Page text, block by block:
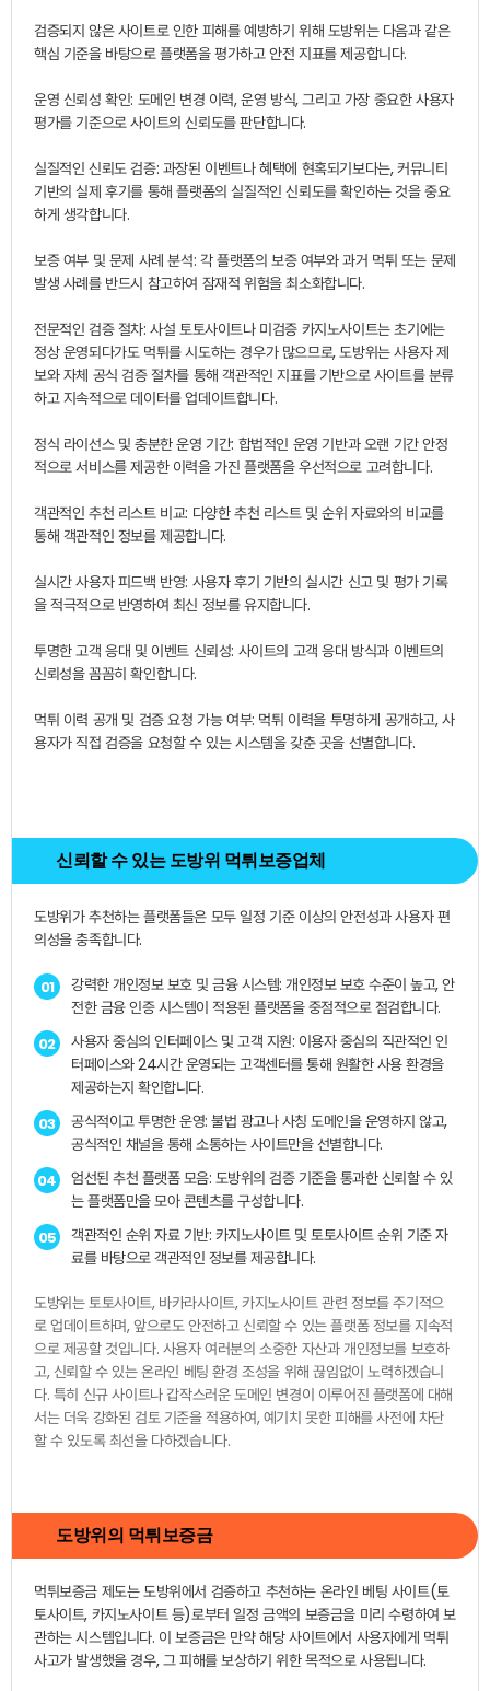
검증되지 않은 사이트로 인한 피해를 예방하기 위해 도방위는 다음과 같은
핵심 기준을 바탕으로 플랫폼을 평가하고 안전 지표를 제공합니다.
운영 신뢰성 확인: 도메인 변경 이력, 운영 방식, 그리고 가장 중요한 사용자
평가를 기준으로 사이트의 신뢰도를 판단합니다.
실질적인 신뢰도 검증: 과장된 이벤트나 혜택에 현혹되기보다는, 커뮤니티
기반의 실제 후기를 통해 플랫폼의 실질적인 신뢰도를 확인하는 것을 중요
하게 생각합니다.
보증 여부 및 문제 사례 분석: 각 플랫폼의 보증 여부와 과거 먹튀 또는 문제
발생 사례를 반드시 참고하여 잠재적 위험을 최소화합니다.
전문적인 검증 절차: 사설 토토사이트나 미검증 카지노사이트는 초기에는
정상 운영되다가도 먹튀를 시도하는 경우가 많으므로, 도방위는 사용자 제
보와 자체 공식 검증 절차를 통해 객관적인 지표를 기반으로 사이트를 분류
하고 지속적으로 데이터를 업데이트합니다.
정식 라이선스 및 충분한 운영 기간: 합법적인 운영 기반과 오랜 기간 안정
적으로 서비스를 제공한 이력을 가진 플랫폼을 우선적으로 고려합니다.
객관적인 추천 리스트 비교: 다양한 추천 리스트 및 순위 자료와의 비교를
통해 객관적인 정보를 제공합니다.
실시간 사용자 피드백 반영: 사용자 후기 기반의 실시간 신고 및 평가 기록
을 적극적으로 반영하여 최신 정보를 유지합니다.
투명한 고객 응대 및 이벤트 신뢰성: 사이트의 고객 응대 방식과 이벤트의
신뢰성을 꼼꼼히 확인합니다.
먹튀 이력 공개 및 검증 요청 가능 여부: 먹튀 이력을 투명하게 공개하고, 사
용자가 직접 검증을 요청할 수 있는 시스템을 갖춘 곳을 선별합니다.
신뢰할 수 있는 도방위 먹튀보증업체
도방위가 추천하는 플랫폼들은 모두 일정 기준 이상의 안전성과 사용자 편
의성을 충족합니다.
01
강력한 개인정보 보호 및 금융 시스템: 개인정보 보호 수준이 높고, 안
전한 금융 인증 시스템이 적용된 플랫폼을 중점적으로 점검합니다.
02
사용자 중심의 인터페이스 및 고객 지원: 이용자 중심의 직관적인 인
터페이스와 24시간 운영되는 고객센터를 통해 원활한 사용 환경을
제공하는지 확인합니다.
03
공식적이고 투명한 운영: 불법 광고나 사칭 도메인을 운영하지 않고,
공식적인 채널을 통해 소통하는 사이트만을 선별합니다.
04
엄선된 추천 플랫폼 모음: 도방위의 검증 기준을 통과한 신뢰할 수 있
는 플랫폼만을 모아 콘텐츠를 구성합니다.
05
객관적인 순위 자료 기반: 카지노사이트 및 토토사이트 순위 기준 자
료를 바탕으로 객관적인 정보를 제공합니다.
도방위는 토토사이트, 바카라사이트, 카지노사이트 관련 정보를 주기적으
로 업데이트하며, 앞으로도 안전하고 신뢰할 수 있는 플랫폼 정보를 지속적
으로 제공할 것입니다. 사용자 여러분의 소중한 자산과 개인정보를 보호하
고, 신뢰할 수 있는 온라인 베팅 환경 조성을 위해 끊임없이 노력하겠습니
다. 특히 신규 사이트나 갑작스러운 도메인 변경이 이루어진 플랫폼에 대해
서는 더욱 강화된 검토 기준을 적용하여, 예기치 못한 피해를 사전에 차단
할 수 있도록 최선을 다하겠습니다.
도방위의 먹튀보증금
먹튀보증금 제도는 도방위에서 검증하고 추천하는 온라인 베팅 사이트(토
토사이트, 카지노사이트 등)로부터 일정 금액의 보증금을 미리 수령하여 보
관하는 시스템입니다. 이 보증금은 만약 해당 사이트에서 사용자에게 먹튀
사고가 발생했을 경우, 그 피해를 보상하기 위한 목적으로 사용됩니다.